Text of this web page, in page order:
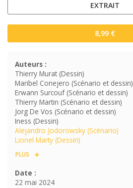
EXTRAIT
8,99 €
Auteurs :
Thierry Murat (Dessin)
Maribel Conejero (Scénario et dessin)
Erwann Surcouf (Scénario et dessin)
Thierry Martin (Scénario et dessin)
Jorg De Vos (Scénario et dessin)
Iness (Dessin)
Alejandro Jodorowsky (Scénario)
Lionel Marty (Dessin)
PLUS
Date :
22 mai 2024